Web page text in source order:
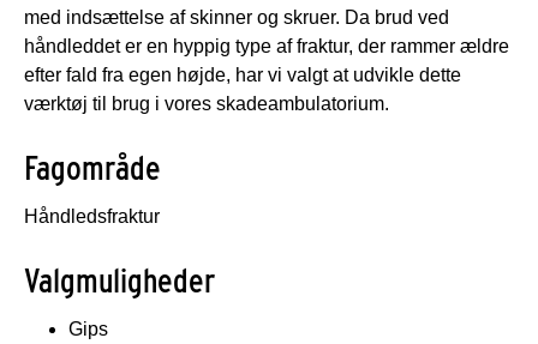
med indsættelse af skinner og skruer. Da brud ved
håndleddet er en hyppig type af fraktur, der rammer ældre
efter fald fra egen højde, har vi valgt at udvikle dette
værktøj til brug i vores skadeambulatorium.
Fagområde
Håndledsfraktur
Valgmuligheder
Gips